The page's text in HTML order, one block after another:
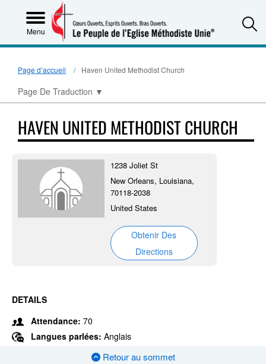
Menu
Page d’accueil Haven United Methodist Church
Page De Traduction ▼
HAVEN UNITED METHODIST CHURCH
1238 Joliet St
New Orleans, Louisiana,
70118-2038
United States
Obtenir Des
Directions
DETAILS
Attendance: 70
Langues parlées: Anglais
Retour au sommet